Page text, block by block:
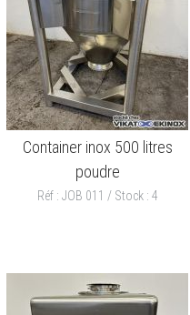
Container inox 500 litres
poudre
Réf : JOB 011 / Stock : 4